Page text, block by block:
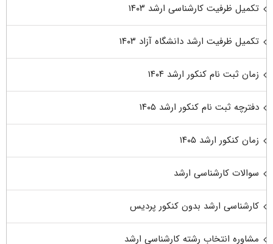
تکمیل ظرفیت کارشناسی ارشد ۱۴۰۳
تکمیل ظرفیت ارشد دانشگاه آزاد ۱۴۰۳
زمان ثبت نام کنکور ارشد ۱۴۰۴
دفترچه ثبت نام کنکور ارشد ۱۴۰۵
زمان کنکور ارشد ۱۴۰۵
سوالات کارشناسی ارشد
کارشناسی ارشد بدون کنکور پردیس
مشاوره انتخاب رشته کارشناسی ارشد